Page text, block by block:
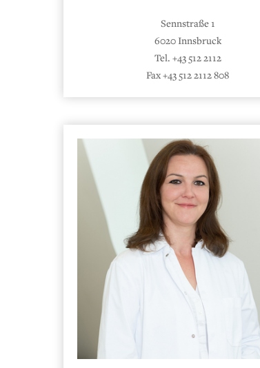
Sennstraße 1
6020 Innsbruck
Tel. +43 512 2112
Fax +43 512 2112 808